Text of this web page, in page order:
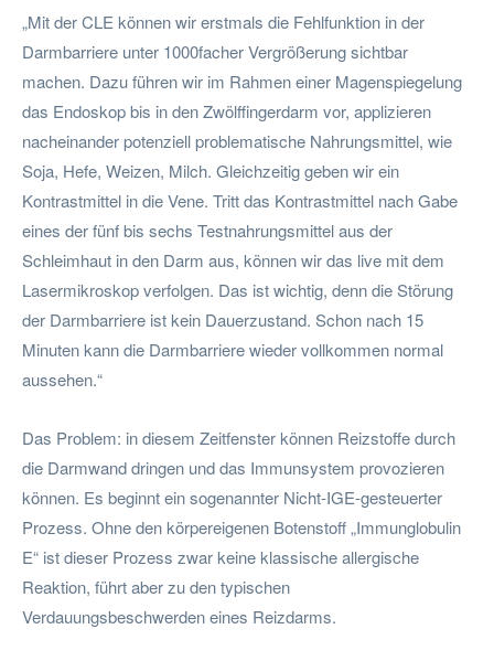
„Mit der CLE können wir erstmals die Fehlfunktion in der
Darmbarriere unter 1000facher Vergrößerung sichtbar
machen. Dazu führen wir im Rahmen einer Magenspiegelung
das Endoskop bis in den Zwölffingerdarm vor, applizieren
nacheinander potenziell problematische Nahrungsmittel, wie
Soja, Hefe, Weizen, Milch. Gleichzeitig geben wir ein
Kontrastmittel in die Vene. Tritt das Kontrastmittel nach Gabe
eines der fünf bis sechs Testnahrungsmittel aus der
Schleimhaut in den Darm aus, können wir das live mit dem
Lasermikroskop verfolgen. Das ist wichtig, denn die Störung
der Darmbarriere ist kein Dauerzustand. Schon nach 15
Minuten kann die Darmbarriere wieder vollkommen normal
aussehen.“
Das Problem: in diesem Zeitfenster können Reizstoffe durch
die Darmwand dringen und das Immunsystem provozieren
können. Es beginnt ein sogenannter Nicht-IGE-gesteuerter
Prozess. Ohne den körpereigenen Botenstoff „Immunglobulin
E“ ist dieser Prozess zwar keine klassische allergische
Reaktion, führt aber zu den typischen
Verdauungsbeschwerden eines Reizdarms.